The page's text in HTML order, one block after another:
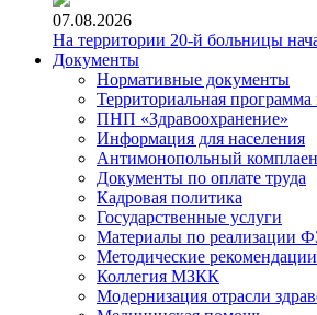
07.08.2026
На территории 20-й больницы
Документы
Нормативные документы
Территориальная
ПНП «Здравоохранение»
Информация для населения
Антимонопольный
Документы по оплате труда
Кадровая политика
Государственные услуги
Материалы по реализации
Методические рекомендации
Коллегия МЗКК
Модернизация отрасли